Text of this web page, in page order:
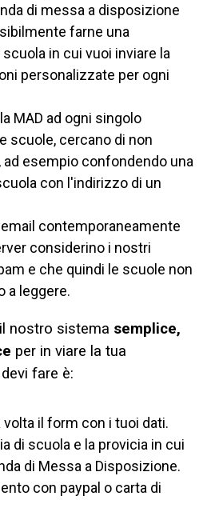
di messa a disposizione
farne una
in cui vuoi inviare la
personalizzate per ogni
MAD ad ogni singolo
scuole, cercano di non
esempio confondendo una
con l'indirizzo di un
contemporaneamente
considerino i nostri
e che quindi le scuole non
a leggere.
nostro sistema semplice,
per in viare la tua
fare è:
il form con i tuoi dati.
di scuola e la provicia in cui
di Messa a Disposizione.
con paypal o carta di